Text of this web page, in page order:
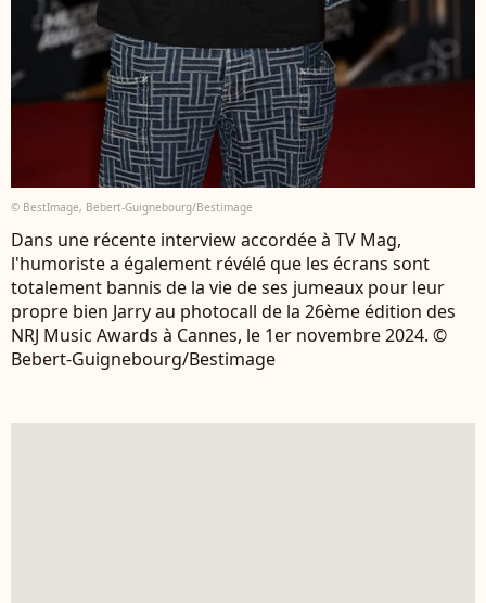
© BestImage, Bebert-Guignebourg/Bestimage
Dans une récente interview accordée à TV Mag,
l'humoriste a également révélé que les écrans sont
totalement bannis de la vie de ses jumeaux pour leur
propre bien Jarry au photocall de la 26ème édition des
NRJ Music Awards à Cannes, le 1er novembre 2024. ©
Bebert-Guignebourg/Bestimage